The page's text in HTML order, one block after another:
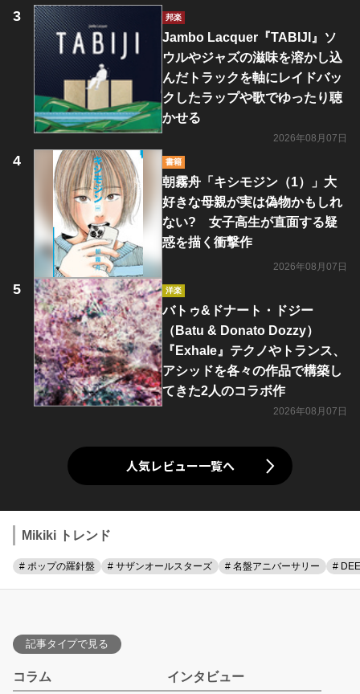
邦楽
Jambo Lacquer『TABIJI』ソ
ウルやジャズの滋味を溶かし込
んだトラックを軸にレイドバッ
クしたラップや歌でゆったり聴
かせる
2026年08月07日
書籍
朝霧舟「キシモジン（1）」大
好きな母親が実は偽物かもしれ
ない? 女子高生が直面する疑
惑を描く衝撃作
2026年08月07日
洋楽
バトゥ&ドナート・ドジー
（Batu & Donato Dozzy）
『Exhale』テクノやトランス、
アシッドを各々の作品で構築し
てきた2人のコラボ作
2026年08月07日
人気レビュー一覧へ
Mikiki トレンド
# ポップの羅針盤 # サザンオールスターズ # 名盤アニバーサリー #
記事タイプで見る
コラム
インタビュー